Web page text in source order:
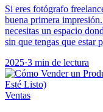
Si eres fotógrafo
buena primera
necesitas un espacio
sin que tengas que estar
2025·3 min de lectura
Ventas